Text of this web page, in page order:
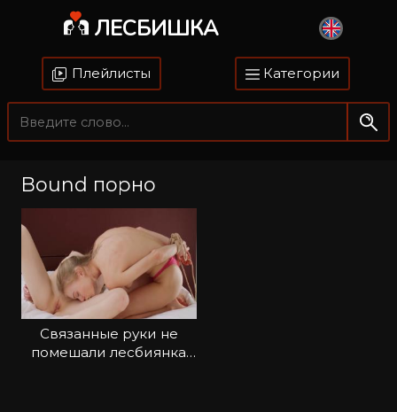
ЛЕСБИШКА
Плейлисты Категории
Bound порно
Связанные руки не
помешали лесбиянка